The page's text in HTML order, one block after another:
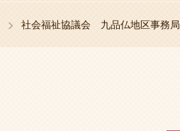
社会福祉協議会 九品仏地区事務局